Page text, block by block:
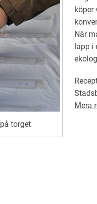
torget
köper
När
lapp i
Mera